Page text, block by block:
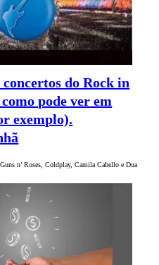
do Rock in
pode ver em
exemplo).
n’ Roses, Coldplay, Camila Cabello e Dua